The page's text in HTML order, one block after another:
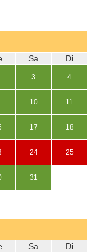
Sa Di
3 4
10 11
17 18
24 25
31
Sa Di